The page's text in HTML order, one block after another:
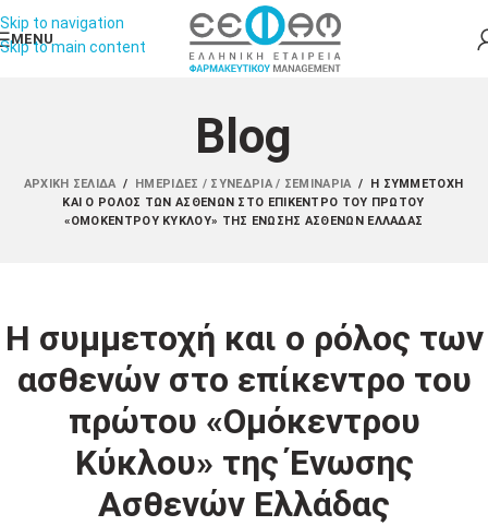
Skip to navigation
Skip to main content
MENU
Blog
ΑΡΧΙΚΉ ΣΕΛΊΔΑ / ΗΜΕΡΊΔΕΣ / ΣΥΝΈΔΡΙΑ / ΣΕΜΙΝΆΡΙΑ /
Η ΣΥΜΜΕΤΟΧΉ
ΚΑΙ Ο ΡΌΛΟΣ ΤΩΝ ΑΣΘΕΝΏΝ ΣΤΟ ΕΠΊΚΕΝΤΡΟ ΤΟΥ ΠΡΏΤΟΥ
«ΟΜΌΚΕΝΤΡΟΥ ΚΎΚΛΟΥ» ΤΗΣ ΈΝΩΣΗΣ ΑΣΘΕΝΏΝ ΕΛΛΆΔΑΣ
Η συμμετοχή και ο ρόλος των
ασθενών στο επίκεντρο του
πρώτου «Ομόκεντρου
Κύκλου» της Ένωσης
Ασθενών Ελλάδας